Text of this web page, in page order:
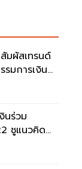
มผัสเทรนด์
รมการเงิน
นร่วม
ชูแนวคิด
น